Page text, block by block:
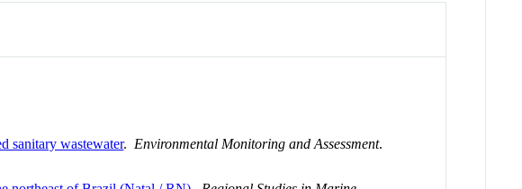
sanitary wastewater. Environmental Monitoring and Assessment.